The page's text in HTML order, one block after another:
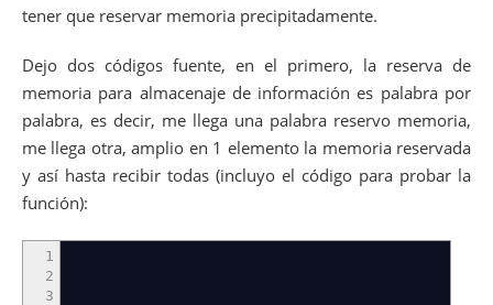
tener que reservar memoria precipitadamente.
Dejo dos códigos fuente, en el primero, la reserva de
memoria para almacenaje de información es palabra por
palabra, es decir, me llega una palabra reservo memoria,
me llega otra, amplio en 1 elemento la memoria reservada
y así hasta recibir todas (incluyo el código para probar la
función):
1
2
3